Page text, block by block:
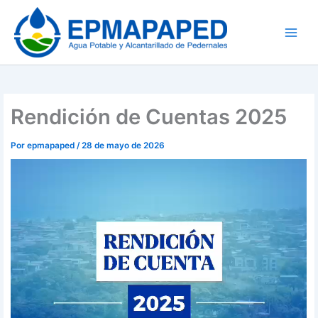
contenido
Rendición de Cuentas 2025
Porepmapaped/28 de mayo de 2026